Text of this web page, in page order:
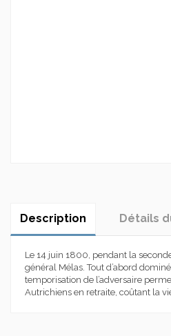
Description Détails
Le 14 juin 1800, pendant la
général Mélas. Tout d’abord
temporisation de l’adversaire
Autrichiens en retraite, coûtant la